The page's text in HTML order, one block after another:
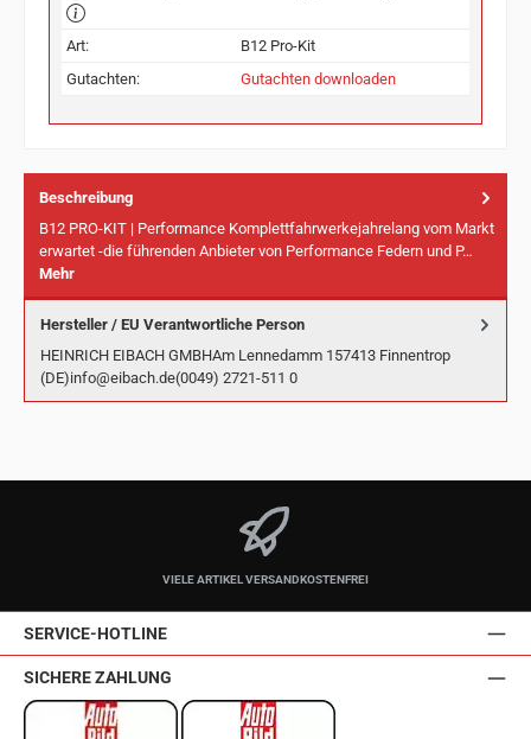
Art:
B12 Pro-Kit
Gutachten:
Gutachten downloaden
Beschreibung
B12 PRO-KIT | Performance Komplettfahrwerkejahrelang vom Markt
erwartet -die führenden Anbieter von Performance Federn und P…
Mehr
Hersteller / EU Verantwortliche Person
HEINRICH EIBACH GMBHAm Lennedamm 157413 Finnentrop
(DE)info@eibach.de(0049) 2721-511 0
VIELE ARTIKEL VERSANDKOSTENFREI
SERVICE-HOTLINE
SICHERE ZAHLUNG